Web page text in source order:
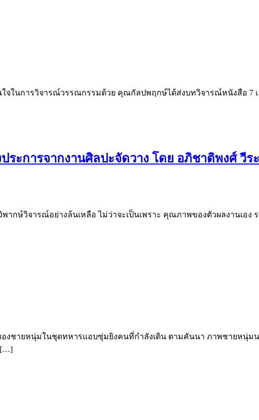
ในการวิจารณ์วรรณกรรมด้วย คุณกัลปพฤกษ์ได้ส่งบทวิจารณ์หนังสือ 7 เ
ะการจากงานศิลปะจัดวาง โดย อภิชาติพงศ์ วีร
ษ์วิจารณ์อย่างล้นเหลือ ไม่ว่าจะเป็นเพราะ คุณภาพของตัวผลงานเอง
ายหนุ่มในชุดทหารแอบซุ่มยิงคนที่กำลังเดิน ตามคันนา ภาพชายหนุ่ม
[…]